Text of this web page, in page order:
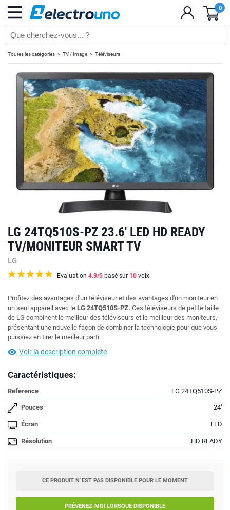
0
Toutes les catégories TV / Image Téléviseurs
LG 24TQ510S-PZ 23.6' LED HD READY
TV/MONITEUR SMART TV
LG
Evaluation 4.9/5 basé sur 10 voix
Profitez des avantages d'un téléviseur et des avantages d'un moniteur en
un seul appareil avec le LG 24TQ510S-PZ. Ces téléviseurs de petite taille
de LG combinent le meilleur des téléviseurs et le meilleur des moniteurs,
présentant une nouvelle façon de combiner la technologie pour que vous
puissiez en tirer le meilleur parti.
Voir la description complète
Caractéristiques:
Reference LG 24TQ510S-PZ
Pouces 24''
Écran LED
Résolution HD READY
CE PRODUIT N´EST PAS DISPONIBLE POUR LE MOMENT
PRÉVENEZ-MOI LORSQUE DISPONIBLE